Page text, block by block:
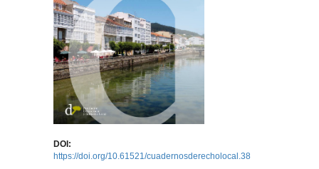
DOI:
https://doi.org/10.61521/cuadernosderecholocal.38